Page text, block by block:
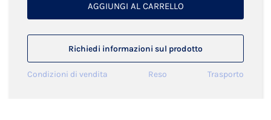
AGGIUNGI AL CARRELLO
Richiedi informazioni sul prodotto
Condizioni di vendita Reso Trasporto